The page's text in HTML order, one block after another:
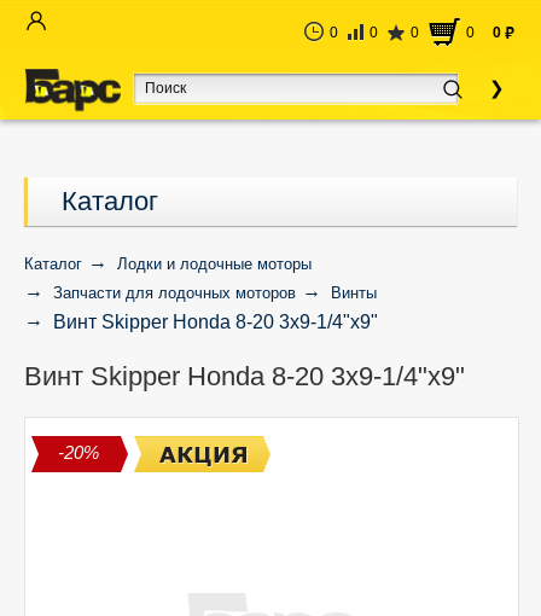
0 0 0 0 0 руб
Каталог
Каталог
Лодки и лодочные моторы
Запчасти для лодочных моторов
Винты
Винт Skipper Honda 8-20 3x9-1/4"x9"
Винт Skipper Honda 8-20 3x9-1/4"x9"
-20%